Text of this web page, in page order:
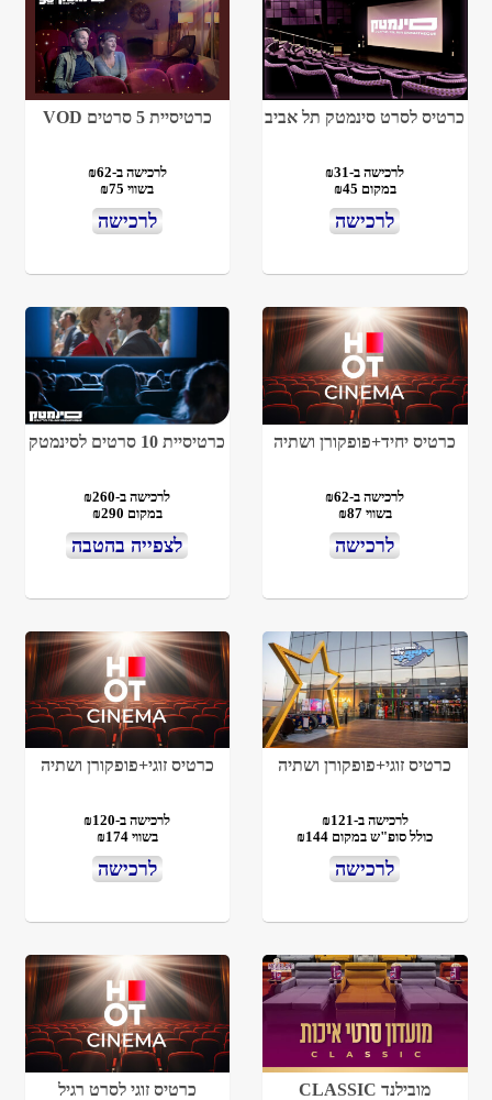
כרטיס לסרט סינמטק תל אביב
לרכישה ב-₪31
במקום ₪45
לרכישה
כרטיסיית 5 סרטים VOD
לרכישה ב-₪62
בשווי ₪75
לרכישה
כרטיס יחיד+פופקורן ושתיה
לרכישה ב-₪62
בשווי ₪87
לרכישה
כרטיסיית 10 סרטים לסינמטק
לרכישה ב-₪260
במקום ₪290
לצפייה בהטבה
כרטיס זוגי+פופקורן ושתיה
לרכישה ב-₪121
כולל סופ"ש במקום ₪144
לרכישה
כרטיס זוגי+פופקורן ושתיה
לרכישה ב-₪120
בשווי ₪174
לרכישה
מובילנד CLASSIC כרטיס זוגי לסרט רגיל